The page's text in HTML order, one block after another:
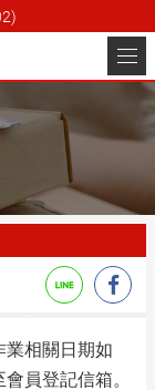
業相關
快遞 |
遞、
業相關日期如
員登記信箱。